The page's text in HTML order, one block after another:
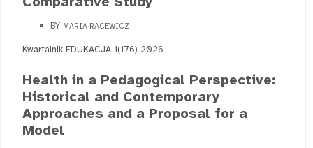
BY MARIA RACEWICZ
Kwartalnik EDUKACJA 1(176) 2026
Health in a Pedagogical Perspective:
Historical and Contemporary
Approaches and a Proposal for a
Model